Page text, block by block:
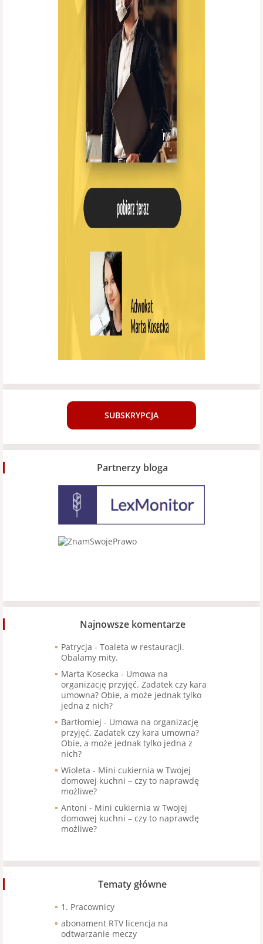
SUBSKRYPCJA
Partnerzy bloga
Najnowsze komentarze
Patrycja - Toaleta w restauracji.
Obalamy mity.
Marta Kosecka - Umowa na
organizację przyjęć. Zadatek czy kara
umowna? Obie, a może jednak tylko
jedna z nich?
Bartłomiej - Umowa na organizację
przyjęć. Zadatek czy kara umowna?
Obie, a może jednak tylko jedna z
nich?
Wioleta - Mini cukiernia w Twojej
domowej kuchni – czy to naprawdę
możliwe?
Antoni - Mini cukiernia w Twojej
domowej kuchni – czy to naprawdę
możliwe?
Tematy główne
1. Pracownicy
abonament RTV licencja na
odtwarzanie meczy